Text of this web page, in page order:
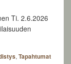
Ti. 2.6.2026
, Tapahtumat